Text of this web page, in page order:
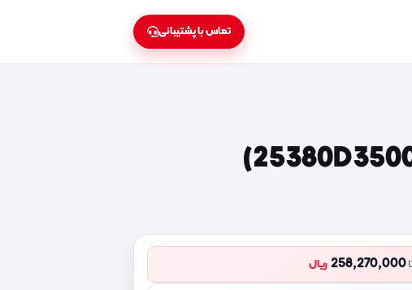
تماس با پشتیبانی
258,270,000 ریال